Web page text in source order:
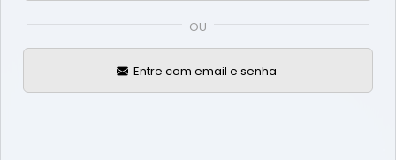
OU
Entre com email e senha